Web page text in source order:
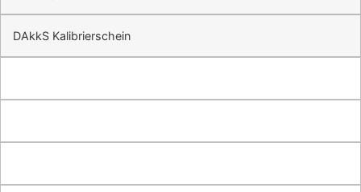
DAkkS Kalibrierschein